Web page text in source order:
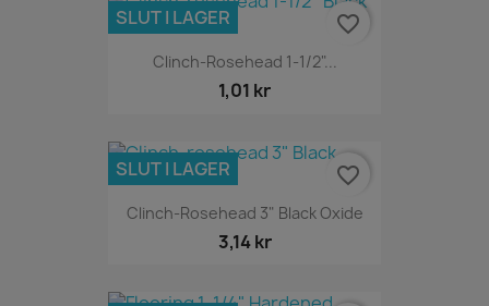
Clinch-Rosehead 1-1/2"...
1,01 kr
SLUT I LAGER favorite_border
Clinch-Rosehead 3" Black Oxide
3,14 kr
SLUT I LAGER favorite_border